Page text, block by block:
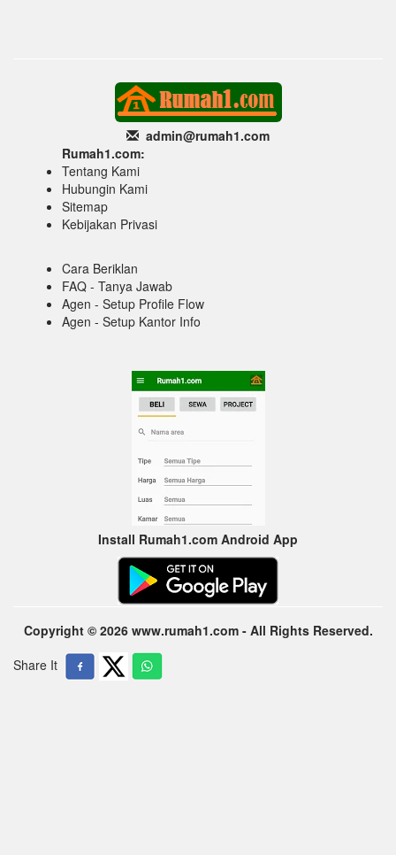
admin@rumah1.com
Rumah1.com:
Tentang Kami
Hubungin Kami
Sitemap
Kebijakan Privasi
Cara Beriklan
FAQ - Tanya Jawab
Agen - Setup Profile Flow
Agen - Setup Kantor Info
Install Rumah1.com Android App
Copyright © 2026 www.rumah1.com - All Rights Reserved.
Share It